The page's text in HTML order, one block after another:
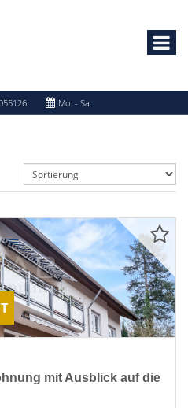
Mo. - Sa.
mit Ausblick auf die